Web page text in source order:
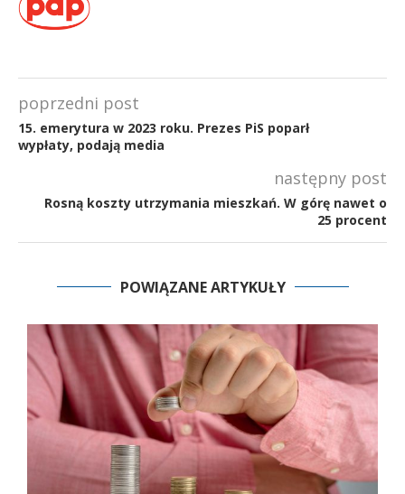
poprzedni post
15. emerytura w 2023 roku. Prezes PiS poparł
wypłaty, podają media
następny post
Rosną koszty utrzymania mieszkań. W górę nawet o
25 procent
POWIĄZANE ARTYKUŁY